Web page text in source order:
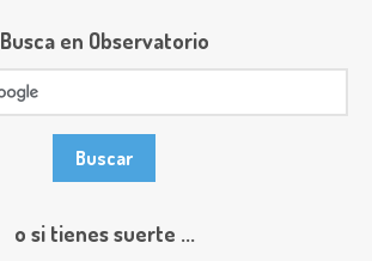
Busca en Observatorio
o si tienes suerte ...